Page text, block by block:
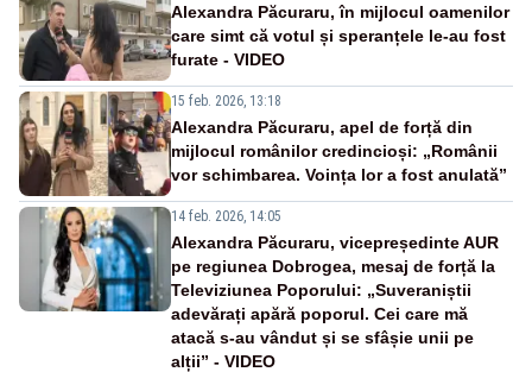
Alexandra Păcuraru, în mijlocul oamenilor
care simt că votul și speranțele le-au fost
furate - VIDEO
15 feb. 2026, 13:18
Alexandra Păcuraru, apel de forță din
mijlocul românilor credincioși: „Românii
vor schimbarea. Voința lor a fost anulată”
14 feb. 2026, 14:05
Alexandra Păcuraru, vicepreședinte AUR
pe regiunea Dobrogea, mesaj de forță la
Televiziunea Poporului: „Suveraniștii
adevărați apără poporul. Cei care mă
atacă s-au vândut și se sfâșie unii pe
alții” - VIDEO